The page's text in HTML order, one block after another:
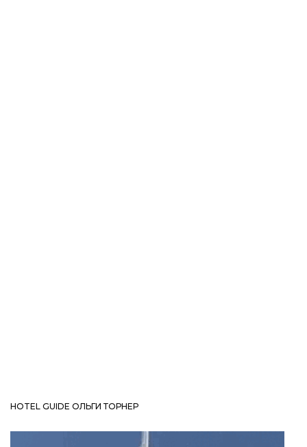
HOTEL GUIDE ОЛЬГИ ТОРНЕР